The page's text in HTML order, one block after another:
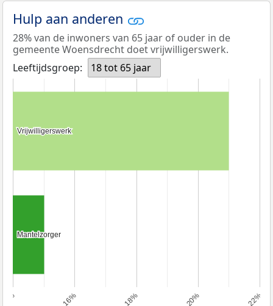
Hulp aan anderen
28% van de inwoners van 65 jaar of ouder in de
gemeente Woensdrecht doet vrijwilligerswerk.
Leeftijdsgroep:
18 tot 65 jaar
14% 16% 18% 20% 22%
Vrijwilligerswerk
Vrijwilligerswerk
Mantelzorger
Mantelzorger